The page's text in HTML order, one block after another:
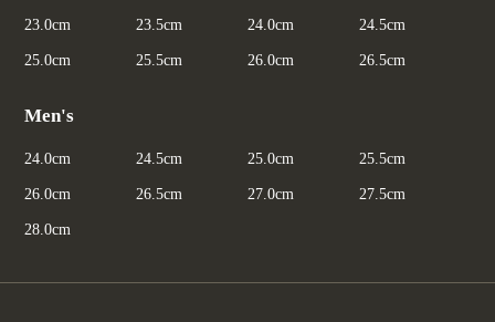
23.0cm 23.5cm 24.0cm 24.5cm
25.0cm 25.5cm 26.0cm 26.5cm
Men's
24.0cm 24.5cm 25.0cm 25.5cm
26.0cm 26.5cm 27.0cm 27.5cm
28.0cm